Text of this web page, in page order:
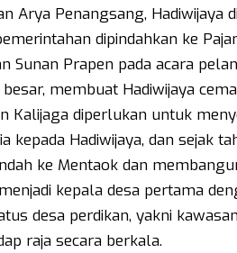
Arya Penangsang, Hadiwijaya
dipindahkan ke
Sunan Prapen pada acara
membuat Hadiwijaya
Kalijaga diperlukan untuk
kepada Hadiwijaya, dan sejak
ke Mentaok dan
kepala desa pertama
desa perdikan, yakni
raja secara berkala.